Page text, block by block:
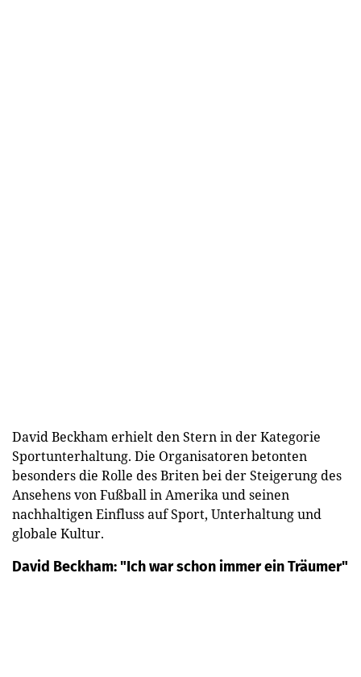
David Beckham erhielt den Stern in der Kategorie
Sportunterhaltung. Die Organisatoren betonten
besonders die Rolle des Briten bei der Steigerung des
Ansehens von Fußball in Amerika und seinen
nachhaltigen Einfluss auf Sport, Unterhaltung und
globale Kultur.
David Beckham: "Ich war schon immer ein Träumer"